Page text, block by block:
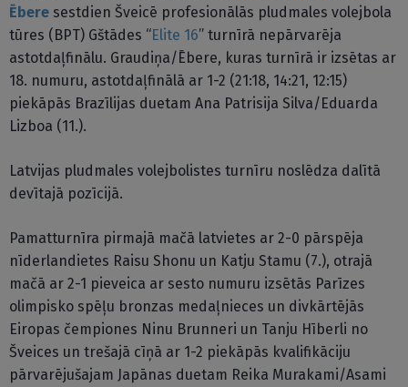
Ēbere sestdien Šveicē profesionālās pludmales volejbola
tūres (BPT) Gštādes “Elite 16” turnīrā nepārvarēja
astotdaļfinālu. Graudiņa/Ēbere, kuras turnīrā ir izsētas ar
18. numuru, astotdaļfinālā ar 1-2 (21:18, 14:21, 12:15)
piekāpās Brazīlijas duetam Ana Patrisija Silva/Eduarda
Lizboa (11.).
Latvijas pludmales volejbolistes turnīru noslēdza dalītā
devītajā pozīcijā.
Pamatturnīra pirmajā mačā latvietes ar 2-0 pārspēja
nīderlandietes Raisu Shonu un Katju Stamu (7.), otrajā
mačā ar 2-1 pieveica ar sesto numuru izsētās Parīzes
olimpisko spēļu bronzas medaļnieces un divkārtējās
Eiropas čempiones Ninu Brunneri un Tanju Hīberli no
Šveices un trešajā cīņā ar 1-2 piekāpās kvalifikāciju
pārvarējušajam Japānas duetam Reika Murakami/Asami